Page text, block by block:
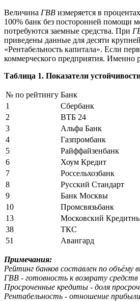
Величина ГВВ измеряется в
100% банк без посторонней помощи
потребуются заемные средства. При
приведены данные для десяти
«Рентабельность капитала». Если
коммерческого предприятия. Именно
Таблица 1. Показатели
№ по рейтингу Банк
1
Сбербанк
2
ВТБ 24
3
Альфа Банк
4
Газпромбанк
5
Райффайзенбанк
6
Хоум Кредит
7
Россельхозбанк
8
Русский Стандарт
9
Банк Москвы
10
Промсвязьбанк
13
Московский
38
ТКС
51
Авангард
Примечания:
Рейтинг банков составлен по объёму
ГВВ - готовность к возврату средств
Просроченные кредиты - доля
Рентабельность - отношение